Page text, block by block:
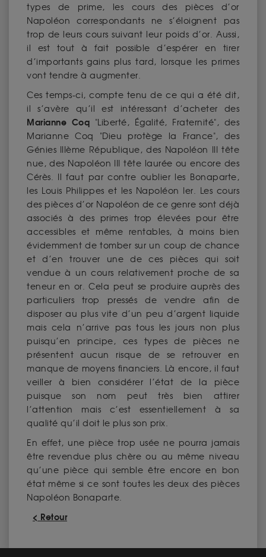
types de prime, les cours des pièces d’or
Napoléon correspondants ne s’éloignent pas
trop de leurs cours suivant leur poids d’or. Aussi,
il est tout à fait possible d’espérer en tirer
d’importants gains plus tard, lorsque les primes
vont tendre à augmenter.
Ces temps-ci, compte tenu de ce qui a été dit,
il s’avère qu’il est intéressant d’acheter des
Marianne Coq "Liberté, Égalité, Fraternité", des
Marianne Coq "Dieu protège la France", des
Génies IIIème République, des Napoléon III tête
nue, des Napoléon III tête laurée ou encore des
Cérès. Il faut par contre oublier les Bonaparte,
les Louis Philippes et les Napoléon Ier. Les cours
des pièces d’or Napoléon de ce genre sont déjà
associés à des primes trop élevées pour être
accessibles et même rentables, à moins bien
évidemment de tomber sur un coup de chance
et d’en trouver une de ces pièces qui soit
vendue à un cours relativement proche de sa
teneur en or. Cela peut se produire auprès des
particuliers trop pressés de vendre afin de
disposer au plus vite d’un peu d’argent liquide
mais cela n’arrive pas tous les jours non plus
puisqu’en principe, ces types de pièces ne
présentent aucun risque de se retrouver en
manque de moyens financiers. Là encore, il faut
veiller à bien considérer l’état de la pièce
puisque son nom peut très bien attirer
l’attention mais c’est essentiellement à sa
qualité qu’il doit le plus son prix.
En effet, une pièce trop usée ne pourra jamais
être revendue plus chère ou au même niveau
qu’une pièce qui semble être encore en bon
état même si ce sont toutes les deux des pièces
Napoléon Bonaparte.
< Retour